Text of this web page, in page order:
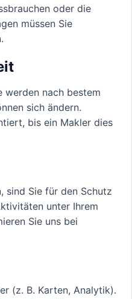
oder die
müssen Sie
werden nach bestem
sich ändern.
bis ein Makler dies
sind Sie für den Schutz
unter Ihrem
Sie uns bei
(z. B. Karten, Analytik).